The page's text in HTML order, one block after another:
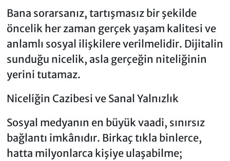
Bana sorarsanız, tartışmasız bir şekilde
öncelik her zaman gerçek yaşam kalitesi ve
anlamlı sosyal ilişkilere verilmelidir. Dijitalin
sunduğu nicelik, asla gerçeğin niteliğinin
yerini tutamaz.
Niceliğin Cazibesi ve Sanal Yalnızlık
Sosyal medyanın en büyük vaadi, sınırsız
bağlantı imkânıdır. Birkaç tıkla binlerce,
hatta milyonlarca kişiye ulaşabilme;